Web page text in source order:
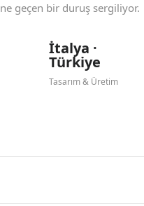
geçen bir duruş sergiliyor.
İtalya ·
Türkiye
Tasarım & Üretim